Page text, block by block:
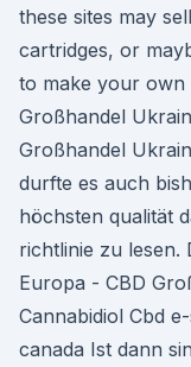
these sites may
cartridges, or
to make your own
Großhandel
Großhandel
durfte es auch
höchsten qualität
richtlinie zu lesen.
Europa - CBD
Cannabidiol Cbd
canada Ist dann